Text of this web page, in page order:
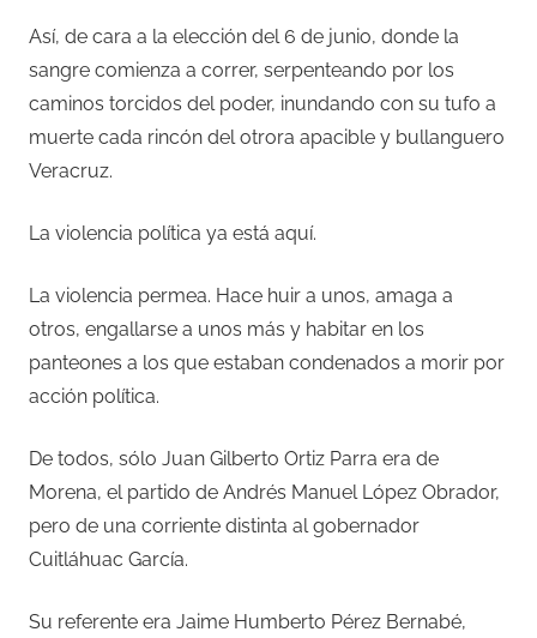
Así, de cara a la elección del 6 de junio, donde la
sangre comienza a correr, serpenteando por los
caminos torcidos del poder, inundando con su tufo a
muerte cada rincón del otrora apacible y bullanguero
Veracruz.
La violencia política ya está aquí.
La violencia permea. Hace huir a unos, amaga a
otros, engallarse a unos más y habitar en los
panteones a los que estaban condenados a morir por
acción política.
De todos, sólo Juan Gilberto Ortiz Parra era de
Morena, el partido de Andrés Manuel López Obrador,
pero de una corriente distinta al gobernador
Cuitláhuac García.
Su referente era Jaime Humberto Pérez Bernabé,